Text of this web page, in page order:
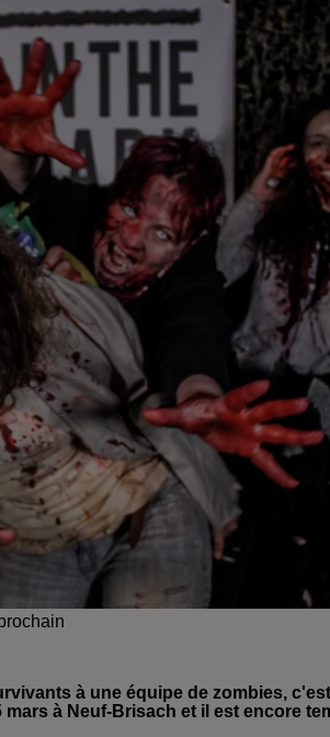
à une équipe de zombies,
à Neuf-Brisach et il est encore